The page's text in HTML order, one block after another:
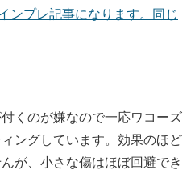
ンプレ記事になります。同じ
くのが嫌なので一応ワコーズ
ングしています。効果のほど
が、小さな傷はほぼ回避でき